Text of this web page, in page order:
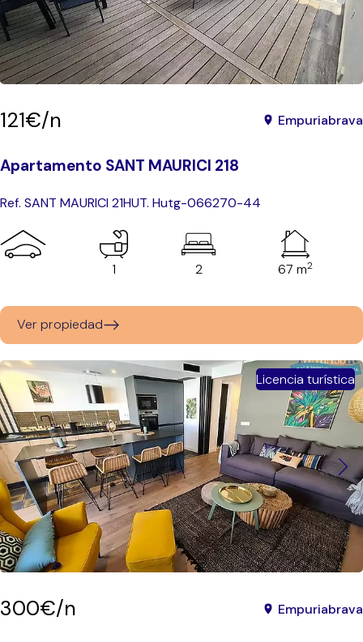
121€/n Empuriabrava
Apartamento SANT MAURICI 218
Ref. SANT MAURICI 21HUT. Hutg-066270-44
1 2 67 m2
Ver propiedad
Licencia turística
300€/n Empuriabrava